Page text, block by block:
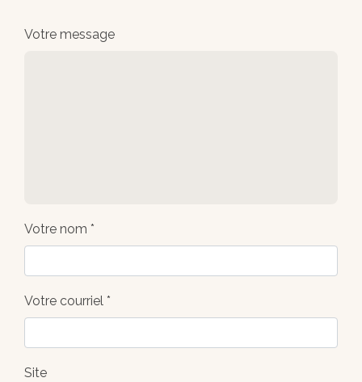
Votre message
Votre nom *
Votre courriel *
Site